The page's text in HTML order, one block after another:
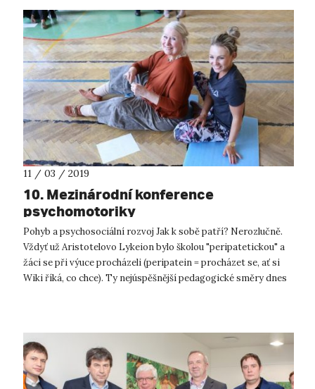
11 / 03 / 2019
10. Mezinárodní konference
psychomotoriky
Pohyb a psychosociální rozvoj Jak k sobě patří? Nerozlučně.
Vždyť už Aristotelovo Lykeion bylo školou "peripatetickou" a
žáci se při výuce procházeli (peripatein = procházet se, ať si
Wiki říká, co chce). Ty nejúspěšnější pedagogické směry dnes